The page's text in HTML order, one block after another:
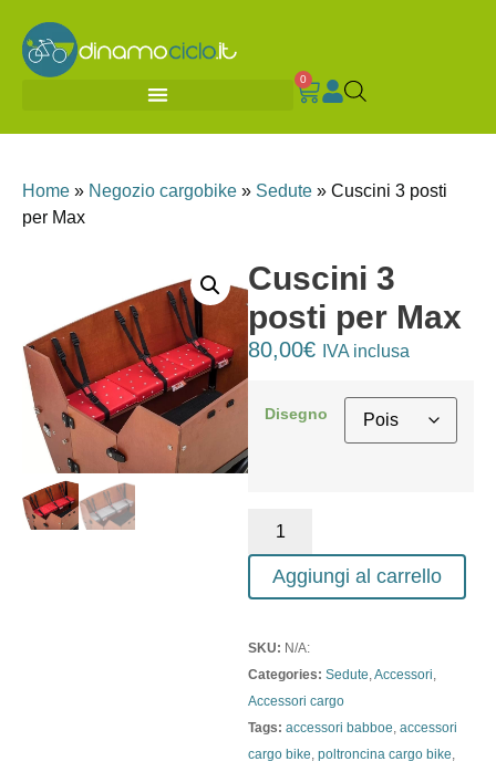
0
Home » Negozio cargobike » Sedute » Cuscini 3 posti
per Max
Cuscini 3
posti per Max
80,00€ IVA inclusa
Disegno
Aggiungi al carrello
SKU: N/A:
Categories: Sedute,Accessori,
Accessori cargo
Tags: accessori babboe, accessori
cargo bike, poltroncina cargo bike,